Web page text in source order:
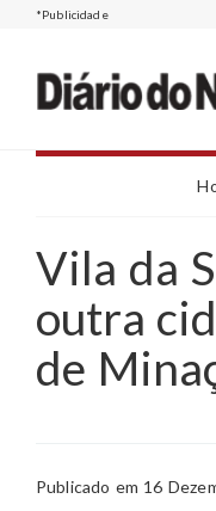
*Publicidade
Vila da
outra
de
Publicado em 16